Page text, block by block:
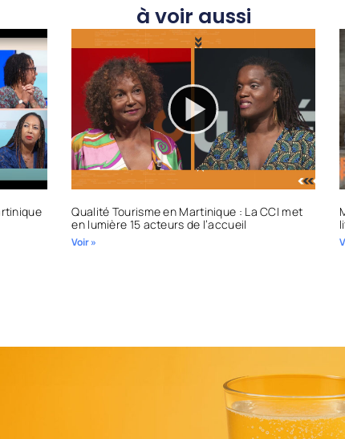
à voir aussi
Qualité Tourisme en Martinique : La CCI met
en lumière 15 acteurs de l’accueil
Voir »